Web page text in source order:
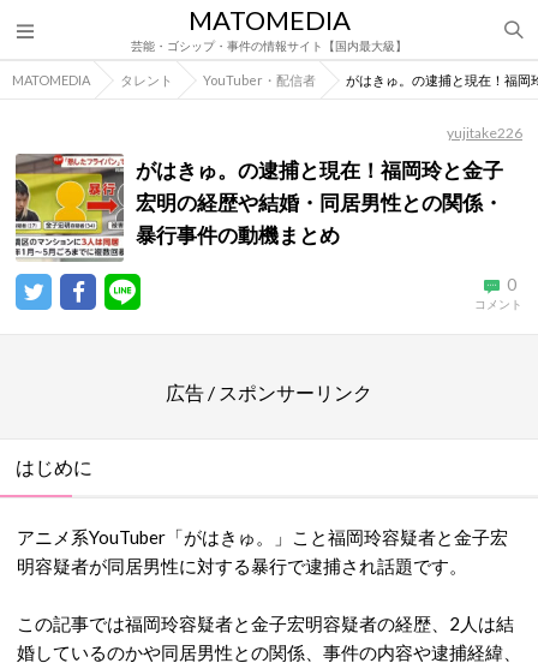
MATOMEDIA
芸能・ゴシップ・事件の情報サイト【国内最大級】
MATOMEDIA タレント YouTuber・配信者 がはきゅ。の逮捕と現在！福岡
yujitake226
がはきゅ。の逮捕と現在！福岡玲と金子
宏明の経歴や結婚・同居男性との関係・
暴行事件の動機まとめ
0
コメント
広告 / スポンサーリンク
はじめに
アニメ系YouTuber「がはきゅ。」こと福岡玲容疑者と金子宏
明容疑者が同居男性に対する暴行で逮捕され話題です。
この記事では福岡玲容疑者と金子宏明容疑者の経歴、2人は結
婚しているのかや同居男性との関係、事件の内容や逮捕経緯、